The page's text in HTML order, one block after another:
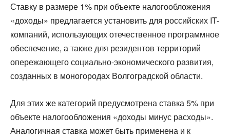
Ставку в размере 1% при объекте налогообложения
«доходы» предлагается установить для российских IT-
компаний, использующих отечественное программное
обеспечение, а также для резидентов территорий
опережающего социально-экономического развития,
созданных в моногородах Волгоградской области.
Для этих же категорий предусмотрена ставка 5% при
объекте налогообложения «доходы минус расходы».
Аналогичная ставка может быть применена и к